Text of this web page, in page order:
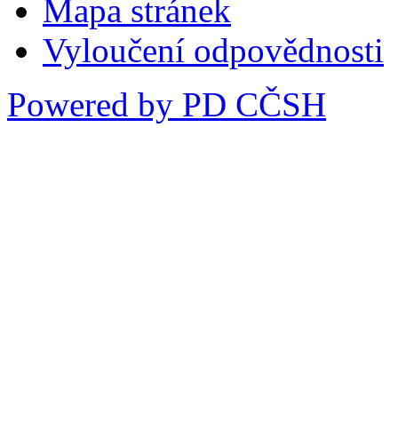
Mapa stránek
Vyloučení odpovědnosti
Powered by PD CČSH